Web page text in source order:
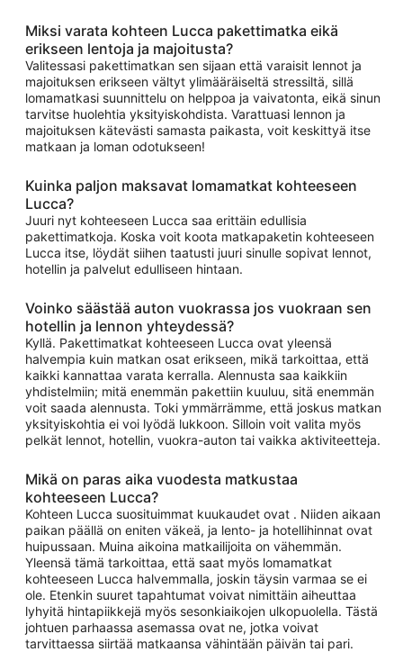
Miksi varata kohteen Lucca pakettimatka eikä
erikseen lentoja ja majoitusta?
Valitessasi pakettimatkan sen sijaan että varaisit lennot ja
majoituksen erikseen vältyt ylimääräiseltä stressiltä, sillä
lomamatkasi suunnittelu on helppoa ja vaivatonta, eikä sinun
tarvitse huolehtia yksityiskohdista. Varattuasi lennon ja
majoituksen kätevästi samasta paikasta, voit keskittyä itse
matkaan ja loman odotukseen!
Kuinka paljon maksavat lomamatkat kohteeseen
Lucca?
Juuri nyt kohteeseen Lucca saa erittäin edullisia
pakettimatkoja. Koska voit koota matkapaketin kohteeseen
Lucca itse, löydät siihen taatusti juuri sinulle sopivat lennot,
hotellin ja palvelut edulliseen hintaan.
Voinko säästää auton vuokrassa jos vuokraan sen
hotellin ja lennon yhteydessä?
Kyllä. Pakettimatkat kohteeseen Lucca ovat yleensä
halvempia kuin matkan osat erikseen, mikä tarkoittaa, että
kaikki kannattaa varata kerralla. Alennusta saa kaikkiin
yhdistelmiin; mitä enemmän pakettiin kuuluu, sitä enemmän
voit saada alennusta. Toki ymmärrämme, että joskus matkan
yksityiskohtia ei voi lyödä lukkoon. Silloin voit valita myös
pelkät lennot, hotellin, vuokra-auton tai vaikka aktiviteetteja.
Mikä on paras aika vuodesta matkustaa
kohteeseen Lucca?
Kohteen Lucca suosituimmat kuukaudet ovat . Niiden aikaan
paikan päällä on eniten väkeä, ja lento- ja hotellihinnat ovat
huipussaan. Muina aikoina matkailijoita on vähemmän.
Yleensä tämä tarkoittaa, että saat myös lomamatkat
kohteeseen Lucca halvemmalla, joskin täysin varmaa se ei
ole. Etenkin suuret tapahtumat voivat nimittäin aiheuttaa
lyhyitä hintapiikkejä myös sesonkiaikojen ulkopuolella. Tästä
johtuen parhaassa asemassa ovat ne, jotka voivat
tarvittaessa siirtää matkaansa vähintään päivän tai pari.